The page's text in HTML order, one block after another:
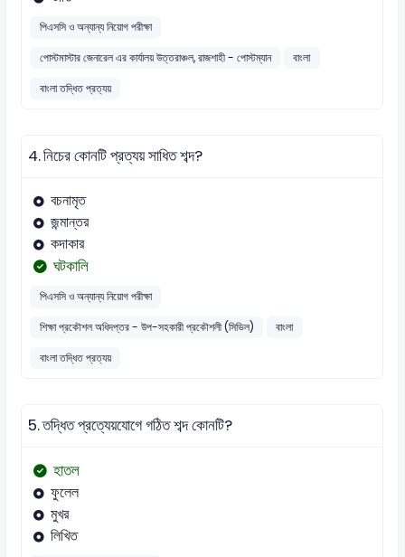
পিএসসি ও অন্যান্য নিয়োগ পরীক্ষা
পোস্টমাস্টার জেনারেল এর কার্যালয় উত্তরাঞ্চল, রাজশাহী - পোস্টম্যান
বাংলা
বাংলা তদ্ধিত প্রত্যয়
4.নিচের কোনটি প্রত্যয় সাধিত শব্দ?
বচনামৃত
জন্মান্তর
কদাকার
ঘটকালি
পিএসসি ও অন্যান্য নিয়োগ পরীক্ষা
শিক্ষা প্রকৌশল অধিদপ্তর - উপ-সহকারী প্রকৌশলী (সিভিল)
বাংলা
বাংলা তদ্ধিত প্রত্যয়
5.তদ্ধিত প্রত্যেয়যোগে গঠিত শব্দ কোনটি?
হাতল
ফুলেল
মুখর
লিখিত